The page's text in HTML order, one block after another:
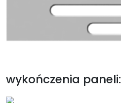
wykończenia paneli: